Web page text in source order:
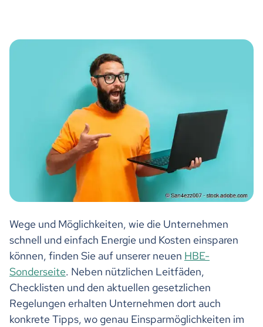
Wege und Möglichkeiten, wie die Unternehmen
schnell und einfach Energie und Kosten einsparen
können, finden Sie auf unserer neuen HBE-
Sonderseite. Neben nützlichen Leitfäden,
Checklisten und den aktuellen gesetzlichen
Regelungen erhalten Unternehmen dort auch
konkrete Tipps, wo genau Einsparmöglichkeiten im